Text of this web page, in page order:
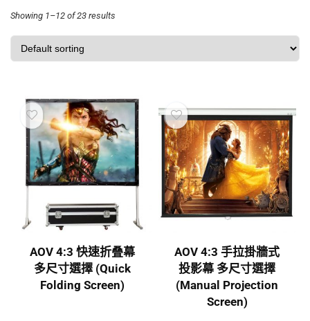
Showing 1–12 of 23 results
AOV 4:3 快速折叠幕
多尺寸選擇 (Quick
Folding Screen)
AOV 4:3 手拉掛牆式
投影幕 多尺寸選擇
(Manual Projection
Screen)